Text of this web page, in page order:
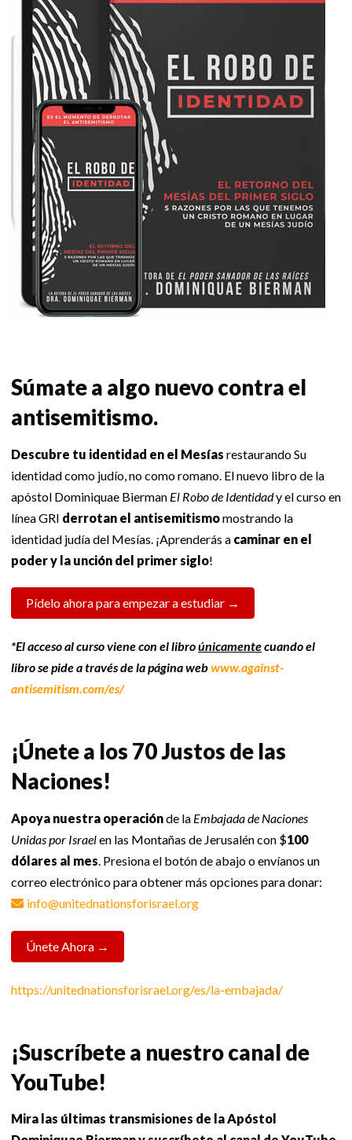
Súmate a algo nuevo contra el
antisemitismo.
Descubre tu identidad en el Mesías restaurando Su
identidad como judío, no como romano. El nuevo libro de la
apóstol Dominiquae Bierman El Robo de Identidady el curso en
línea GRI derrotan el antisemitismomostrando la
identidad judía del Mesías. ¡Aprenderás a caminar en el
poder y la unción del primer siglo!
Pídelo ahora para empezar a estudiar →
*El acceso al curso viene con el libroúnicamentecuando el
libro se pide a través de la página webwww.against-
antisemitism.com/es/
¡Únete a los 70 Justos de las
Naciones!
Apoya nuestra operaciónde la Embajada de Naciones
Unidas por Israelen las Montañas de Jerusalén con $100
dólares al mes . Presiona el botón de abajo o envíanos un
correo electrónico para obtener más opciones para donar:
info@unitednationsforisrael.org
Únete Ahora →
https://unitednationsforisrael.org/es/la-embajada/
¡Suscríbete a nuestro canal de
YouTube!
Mira las últimas transmisiones de la Apóstol